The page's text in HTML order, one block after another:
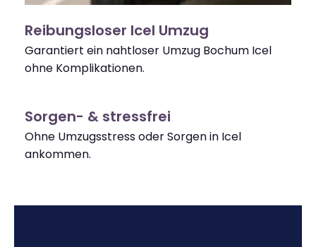
Reibungsloser Icel Umzug
Garantiert ein nahtloser Umzug Bochum Icel
ohne Komplikationen.
Sorgen- & stressfrei
Ohne Umzugsstress oder Sorgen in Icel
ankommen.